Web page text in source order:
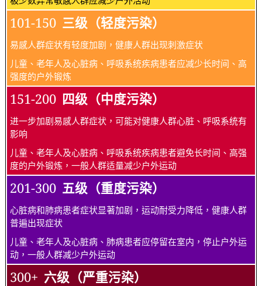
101-150 三级（轻度污染）
易感人群症状有轻度加剧，健康人群出现刺激症状
儿童、老年人及心脏病、呼吸系统疾病患者应减少长时间、高
强度的户外锻炼
151-200 四级（中度污染）
进一步加剧易感人群症状，可能对健康人群心脏、呼吸系统有
影响
儿童、老年人及心脏病、呼吸系统疾病患者避免长时间、高强
度的户外锻炼，一般人群适量减少户外运动
201-300 五级（重度污染）
心脏病和肺病患者症状显著加剧，运动耐受力降低，健康人群
普遍出现症状
儿童、老年人及心脏病、肺病患者应停留在室内，停止户外运
动，一般人群减少户外运动
300+ 六级（严重污染）